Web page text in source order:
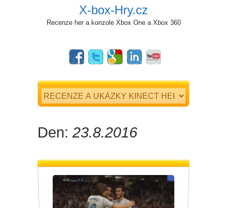
X-box-Hry.cz
Recenze her a konzole Xbox One a Xbox 360
Den: 23.8.2016